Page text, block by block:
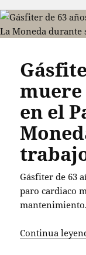
en el
Gásfiter de 63
paro cardiaco
Continua